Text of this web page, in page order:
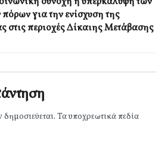
για την ενίσχυση της
στις περιοχές Δίκαιης Μετάβασης
Τα υποχρεωτικά πεδία